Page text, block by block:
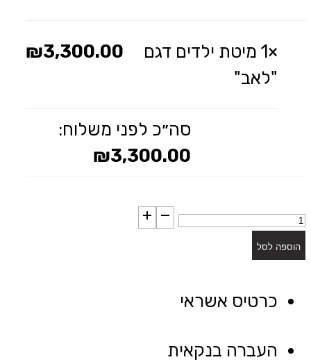
×1 מיטת ילדים דגם
"לאב"
₪3,300.00
סה״כ לפני משלוח:
₪3,300.00
כמות
של
ילדים
"לאב"
הוספה לסל
כרטיס אשראי
העברה בנקאית